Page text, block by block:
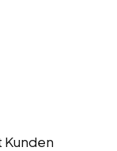
Kunden